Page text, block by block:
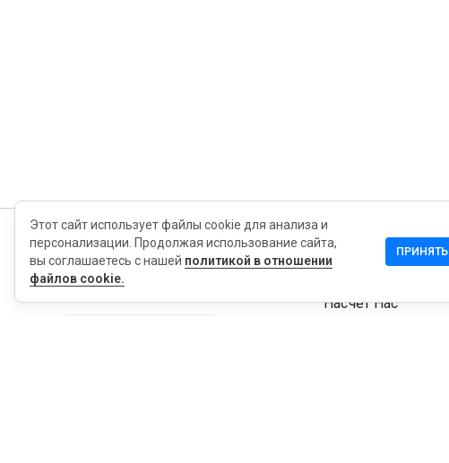
MyWOT
Насчет Нас
Этот сайт использует файлы cookie для анализа и
персонализации. Продолжая использование сайта,
вы соглашаетесь с нашей политикой в отношении
файлов cookie.
ПРИНЯТЬ